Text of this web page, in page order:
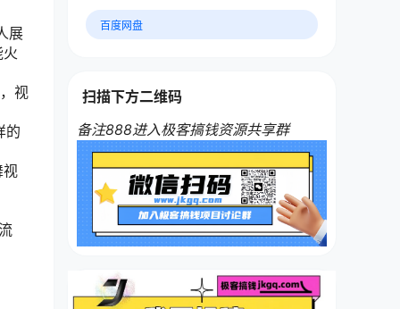
展
视
的
视
百度网盘
扫描下方二维码
备注888进入极客搞钱资源共享群